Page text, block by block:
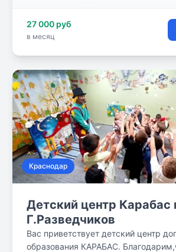
домашние задания с учителем,
придется делать домашние
27 000 руб
в месяц
Краснодар
Детский центр Карабас
Г.Разведчиков
Вас приветствует детский центр
образования КАРАБАС.